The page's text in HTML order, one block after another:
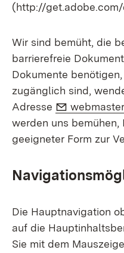
(http://
Wir sind bemüht, die
barrierefreie
Dokumente
zugänglich sind,
Adresse
E-Mail:
werden uns bemühen,
geeigneter Form zur
Die Hauptnavigation
auf die
Sie mit dem